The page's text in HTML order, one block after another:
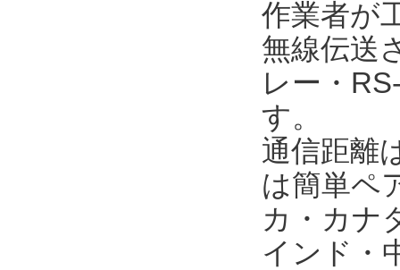
作業者が
無線伝送
レー・
す。
通信距離
は簡単ペ
カ・カナ
インド・